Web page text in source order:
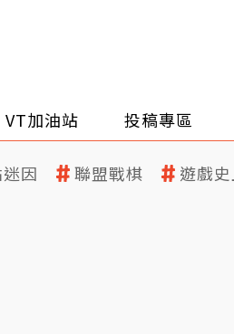
VT加油站 投稿專區
因 聯盟戰棋 遊戲